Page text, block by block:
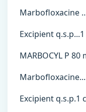
Excipient
MARBOCYL P
Excipient q.s.p.1